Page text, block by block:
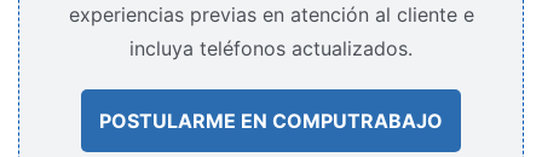
experiencias previas en atención al cliente e
incluya teléfonos actualizados.
POSTULARME EN COMPUTRABAJO